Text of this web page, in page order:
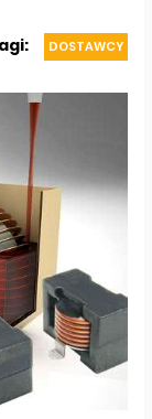
DOSTAWCY